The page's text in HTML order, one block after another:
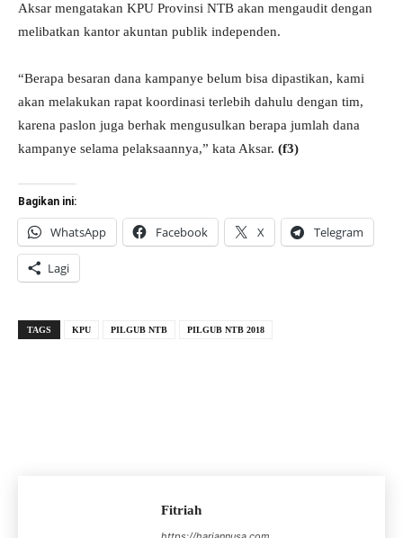
Aksar mengatakan KPU Provinsi NTB akan mengaudit dengan
melibatkan kantor akuntan publik independen.
“Berapa besaran dana kampanye belum bisa dipastikan, kami
akan melakukan rapat koordinasi terlebih dahulu dengan tim,
karena paslon juga berhak mengusulkan berapa jumlah dana
kampanye selama pelaksaannya,” kata Aksar. (f3)
Bagikan ini:
WhatsApp Facebook X Telegram
Lagi
TAGS KPU PILGUB NTB PILGUB NTB 2018
Fitriah